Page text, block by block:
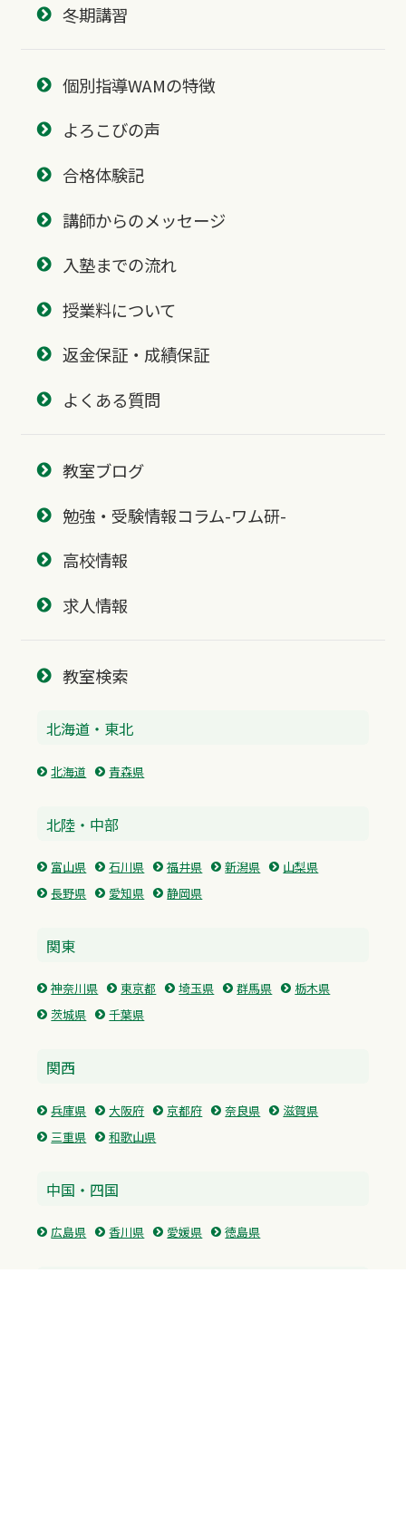
冬期講習
個別指導WAMの特徴
よろこびの声
合格体験記
講師からのメッセージ
入塾までの流れ
授業料について
返金保証・成績保証
よくある質問
教室ブログ
勉強・受験情報コラム-ワム研-
高校情報
求人情報
教室検索
北海道・東北
北海道 青森県
北陸・中部
富山県 石川県 福井県 新潟県
山梨県
長野県
愛知県 静岡県
関東
神奈川県 東京都 埼玉県 群馬県
栃木県
茨城県
千葉県
関西
兵庫県 大阪府 京都府 奈良県
滋賀県
三重県
和歌山県
中国・四国
広島県 香川県 愛媛県 徳島県